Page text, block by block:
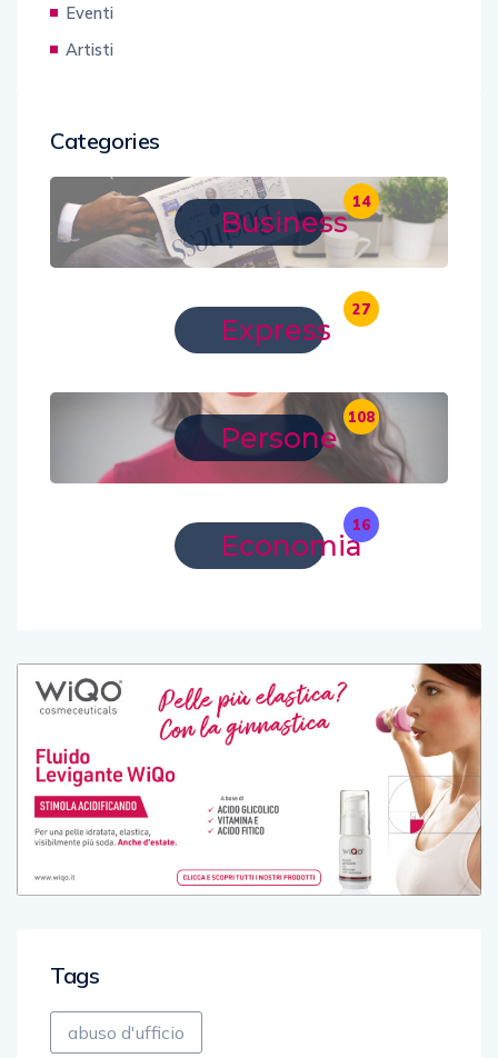
Eventi
Artisti
Categories
Business
14
Express
27
Persone
108
Economia
16
Tags
abuso d'ufficio